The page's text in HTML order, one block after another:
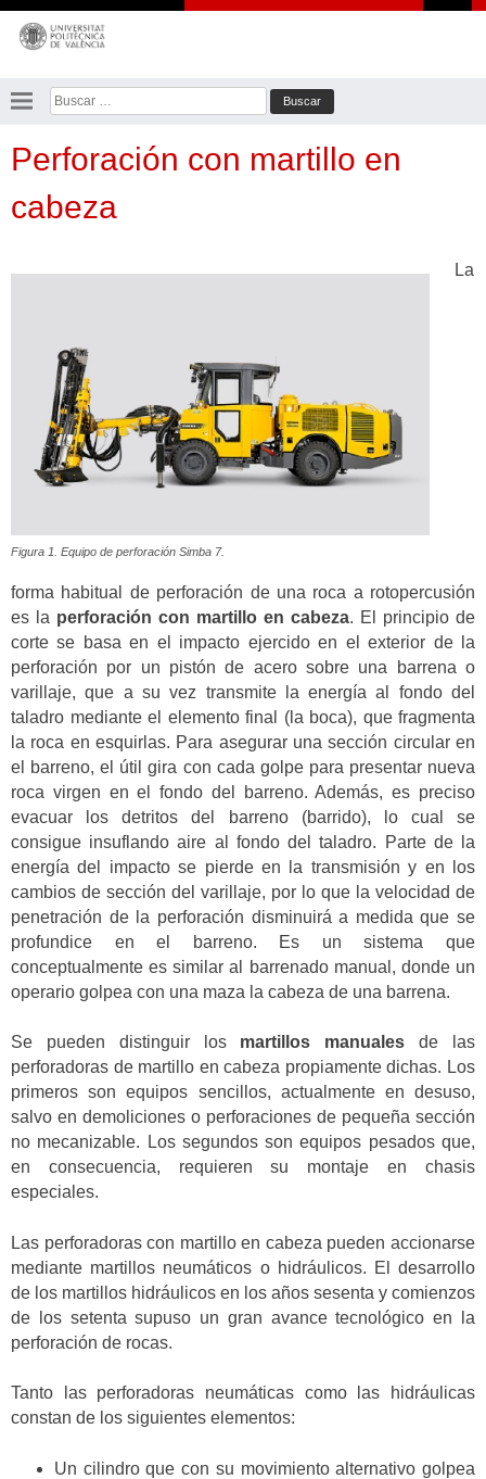
Saltar
contenido
Buscar:
Perforación con martillo en
cabeza
Figura 1. Equipo de perforación Simba 7.
La
forma habitual de perforación de una roca a rotopercusión
es la perforación con martillo en cabeza. El principio de
corte se basa en el impacto ejercido en el exterior de la
perforación por un pistón de acero sobre una barrena o
varillaje, que a su vez transmite la energía al fondo del
taladro mediante el elemento final (la boca), que fragmenta
la roca en esquirlas. Para asegurar una sección circular en
el barreno, el útil gira con cada golpe para presentar nueva
roca virgen en el fondo del barreno. Además, es preciso
evacuar los detritos del barreno (barrido), lo cual se
consigue insuflando aire al fondo del taladro. Parte de la
energía del impacto se pierde en la transmisión y en los
cambios de sección del varillaje, por lo que la velocidad de
penetración de la perforación disminuirá a medida que se
profundice en el barreno. Es un sistema que
conceptualmente es similar al barrenado manual, donde un
operario golpea con una maza la cabeza de una barrena.
Se pueden distinguir los martillos manuales de las
perforadoras de martillo en cabeza propiamente dichas. Los
primeros son equipos sencillos, actualmente en desuso,
salvo en demoliciones o perforaciones de pequeña sección
no mecanizable. Los segundos son equipos pesados que,
en consecuencia, requieren su montaje en chasis
especiales.
Las perforadoras con martillo en cabeza pueden accionarse
mediante martillos neumáticos o hidráulicos. El desarrollo
de los martillos hidráulicos en los años sesenta y comienzos
de los setenta supuso un gran avance tecnológico en la
perforación de rocas.
Tanto las perforadoras neumáticas como las hidráulicas
constan de los siguientes elementos:
Un cilindro que con su movimiento alternativo golpea